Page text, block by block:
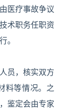
医疗事故争议
术职务任职资
。
员，核实双方
料等情况。之
鉴定会由专家